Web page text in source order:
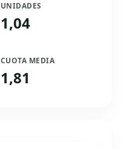
UNIDADES
1,04
CUOTA MEDIA
1,81